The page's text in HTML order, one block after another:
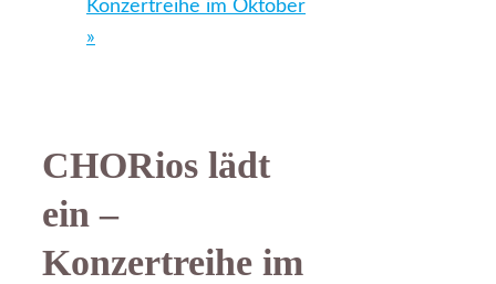
Konzertreihe im Oktober
»
CHORios lädt
ein –
Konzertreihe im